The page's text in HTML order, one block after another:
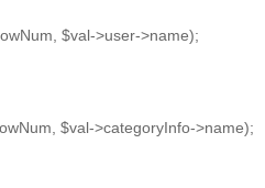
$val->user->name);
$val->categoryInfo->name);